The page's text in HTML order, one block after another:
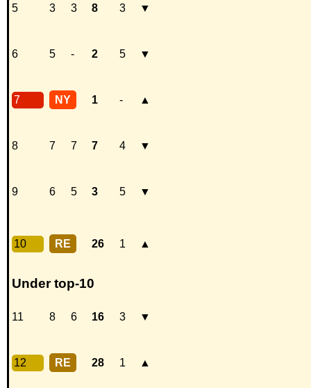
5 3 3 8 3 ▼
6 5 - 2 5 ▼
7 NY 1 - ▲
8 7 7 7 4 ▼
9 6 5 3 5 ▼
10 RE 26 1 ▲
Under top-10
11 8 6 16 3 ▼
12 RE 28 1 ▲